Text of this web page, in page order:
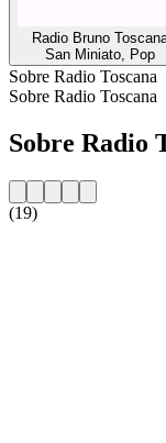
Radio Bruno
San Miniato, Pop
Sobre Radio Toscana
Sobre Radio Toscana
Sobre Radio
(19)